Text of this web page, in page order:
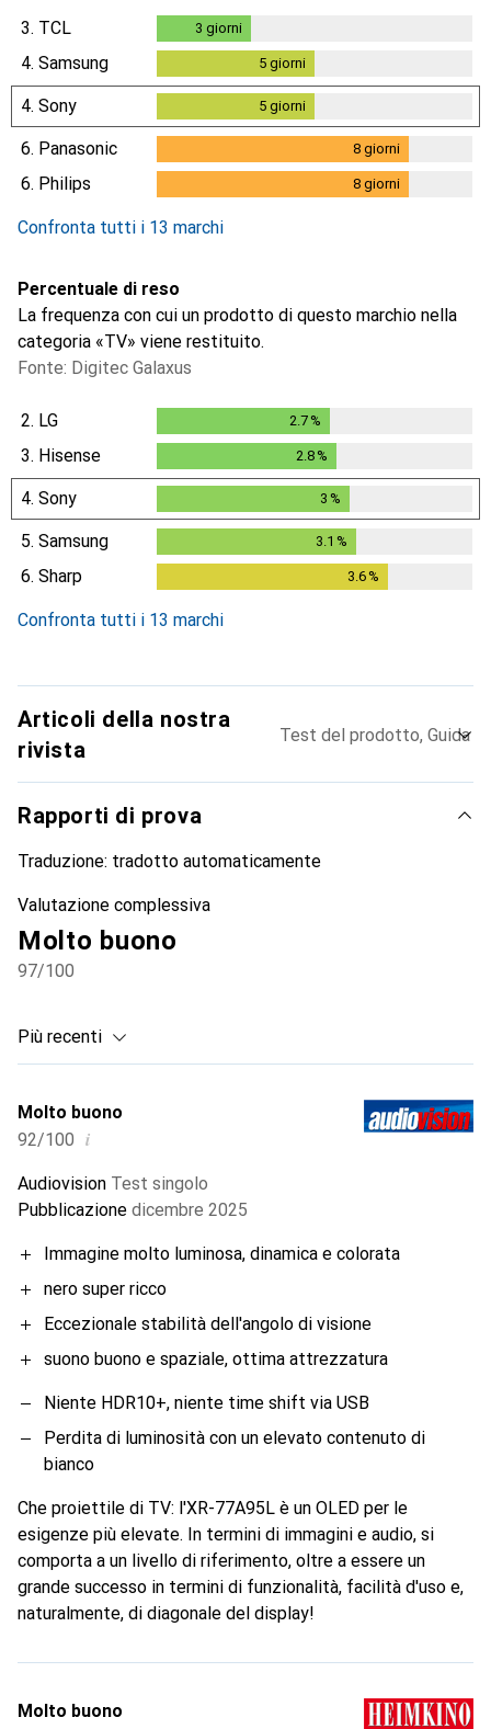
3. TCL 3 giorni
4. Samsung 5giorni
4. Sony 5giorni
6. Panasonic 8 giorni
8giorni
6. Philips 8 giorni
Confronta tutti i 13 marchi
Percentuale di reso
La frequenza con cui un prodotto di questo marchio nella
categoria «TV» viene restituito.
Fonte: Digitec Galaxus
2. LG 2.7 %
3. Hisense 2.8 %
4. Sony 3 %
5. Samsung 3.1 %
6. Sharp 3.6%
Confronta tutti i 13 marchi
Articoli della nostra
rivista
Test del prodotto, Guida
Rapporti di prova
Traduzione: tradotto automaticamente
Valutazione complessiva
Molto buono
97/100
Più recenti
Molto buono
92/100 i
Audiovision Test singolo
Pubblicazione dicembre 2025
Immagine molto luminosa, dinamica e colorata
nero super ricco
Eccezionale stabilità dell'angolo di visione
suono buono e spaziale, ottima attrezzatura
Niente HDR10+, niente time shift via USB
Perdita di luminosità con un elevato contenuto di
bianco
Che proiettile di TV: l'XR-77A95L è un OLED per le
esigenze più elevate. In termini di immagini e audio, si
comporta a un livello di riferimento, oltre a essere un
grande successo in termini di funzionalità, facilità d'uso e,
naturalmente, di diagonale del display!
Molto buono